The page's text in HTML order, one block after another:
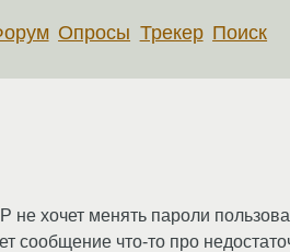
Опросы Трекер Поиск
хочет менять пароли
сообщение что-то про